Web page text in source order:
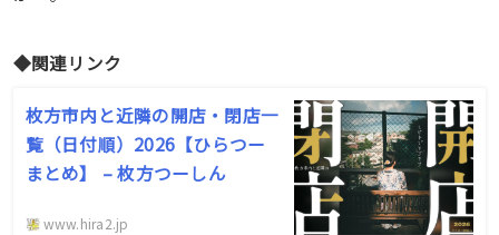
◆関連リンク
枚方市内と近隣の開店・閉店一
覧（日付順）2026【ひらつー
まとめ】 – 枚方つーしん
www.hira2.jp